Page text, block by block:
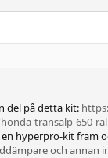
del på detta kit:
transalp-650-
hyperpro-kit fram
och annan